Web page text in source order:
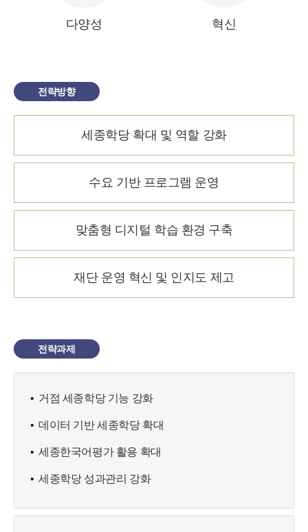
다양성 혁신
전략방향
세종학당 확대 및 역할 강화
수요 기반 프로그램 운영
맞춤형 디지털 학습 환경 구축
재단 운영 혁신 및 인지도 제고
전략과제
거점 세종학당 기능 강화
데이터 기반 세종학당 확대
세종한국어평가 활용 확대
세종학당 성과관리 강화